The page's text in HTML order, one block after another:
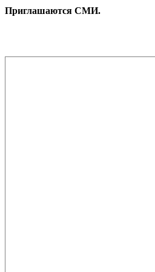
Приглашаются СМИ.